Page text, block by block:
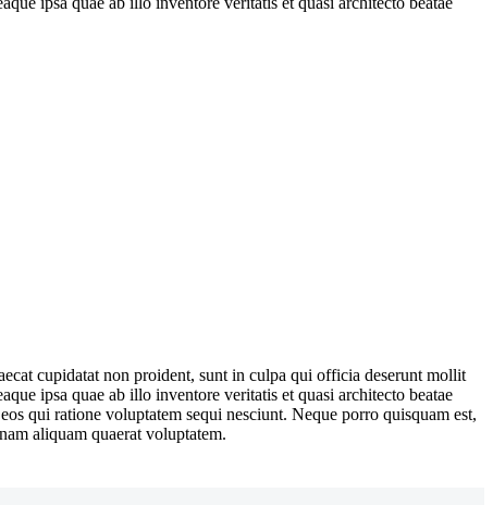
cupidatat non proident, sunt in culpa qui officia deserunt mollit
ipsa quae ab illo inventore veritatis et quasi architecto beatae
qui ratione voluptatem sequi nesciunt. Neque porro quisquam est,
aliquam quaerat voluptatem.